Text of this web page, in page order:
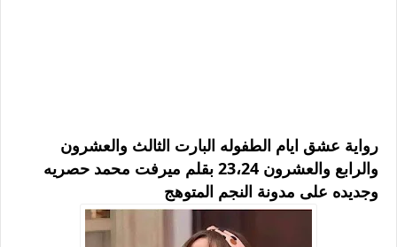
رواية عشق ايام الطفوله البارت الثالث والعشرون
والرابع والعشرون 23،24 بقلم ميرفت محمد حصريه
وجديده على مدونة النجم المتوهج